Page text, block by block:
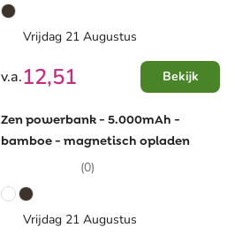
Vrijdag 21 Augustus
v.a.12,51 Bekijk
Zen powerbank - 5.000mAh -
bamboe - magnetisch opladen
(0)
Vrijdag 21 Augustus